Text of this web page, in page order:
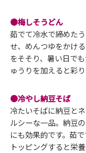
●梅しそうどん
茹でて冷水で締めた
せ、めんつゆをかけ
をそそり、暑い日で
ゅうりを加えると彩
●冷やし納豆そば
冷たいそばに納豆と
ルシーな一品。納豆
にも効果的です。茹
トッピングすると栄